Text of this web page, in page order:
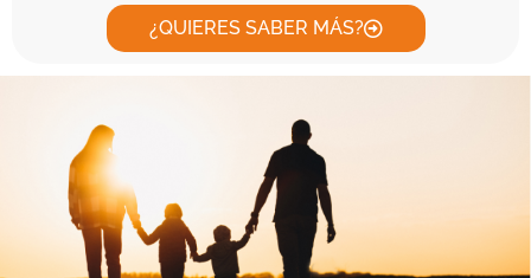
¿QUIERES SABER MÁS?